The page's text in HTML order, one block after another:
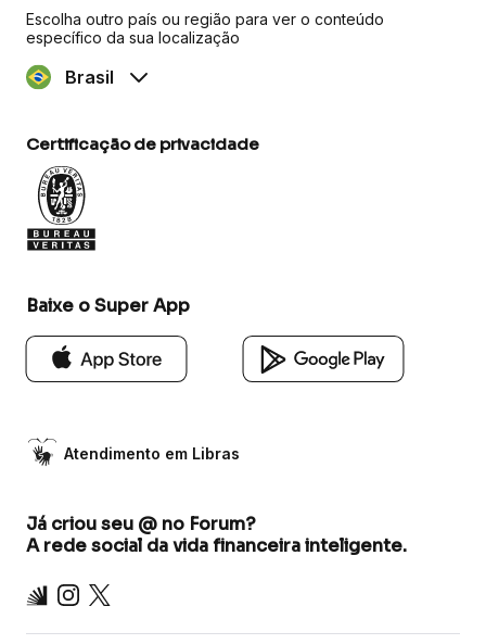
Escolha outro país ou região para ver o conteúdo
específico da sua localização
Brasil
Certificação de privacidade
Baixe o Super App
Atendimento em Libras
Já criou seu @ no Forum?
A rede social da vida financeira inteligente.
Inter Instagram
X